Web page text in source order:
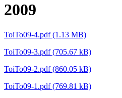
2009
ToiTo09-4.pdf (1.13 MB)
ToiTo09-3.pdf (705.67 kB)
ToiTo09-2.pdf (860.05 kB)
ToiTo09-1.pdf (769.81 kB)